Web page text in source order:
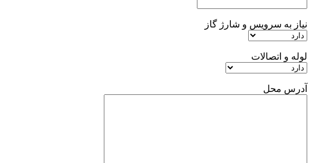
نیاز به سرویس و شارژ گاز
لوله و اتصالات
آدرس محل